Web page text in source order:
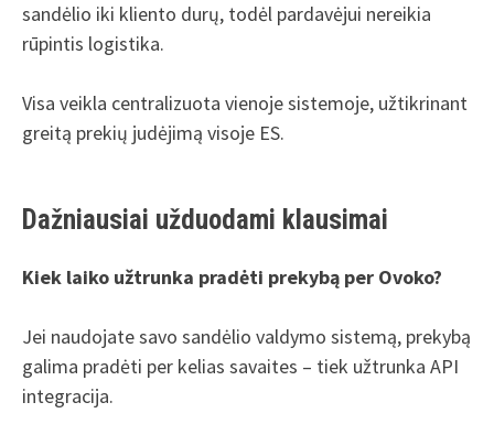
sandėlio iki kliento durų, todėl pardavėjui nereikia
rūpintis logistika.
Visa veikla centralizuota vienoje sistemoje, užtikrinant
greitą prekių judėjimą visoje ES.
Dažniausiai užduodami klausimai
Kiek laiko užtrunka pradėti prekybą per Ovoko?
Jei naudojate savo sandėlio valdymo sistemą, prekybą
galima pradėti per kelias savaites – tiek užtrunka API
integracija.